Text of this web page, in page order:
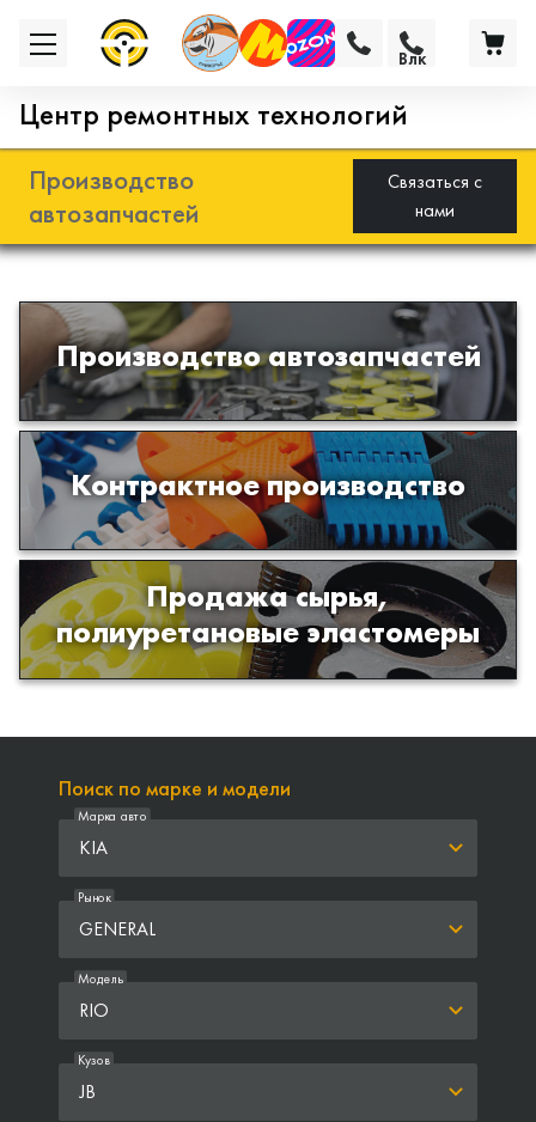
Центр ремонтных технологий
Производство
автозапчастей
Связаться с
нами
Производство автозапчастей
Разработка и производство деталей
из эластомеров для подвески
автомобиля
Контрактное производство
Производство изделий из пластиков
и полимеров по образцам либо
чертежам заказчика
Продажа сырья,
полиуретановые эластомеры
Продажа сырья для производства
изделий из полиуретана
Влк
Поиск по марке и модели
KIA
Марка авто
GENERAL
Рынок
RIO
Модель
JB
Кузов